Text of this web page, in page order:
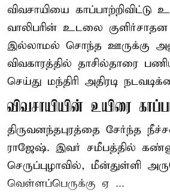
விவசாயியை காப்பாற்றிவிட்டு
வாலிபரின் உடலை குளிர்சாதன
இல்லாமல் சொந்த ஊருக்கு
விவகாரத்தில் தாசில்தாரை
செய்து மந்திரி அதிரடி
விவசாயியின் உயிரை
திருவனந்தபுரத்தை சேர்ந்த
ராஜேஷ். இவர் சமீபத்தில்
செருப்புழாவில், மீன்துள்ளி
வெள்ளப்பெருக்கு ஏ ...